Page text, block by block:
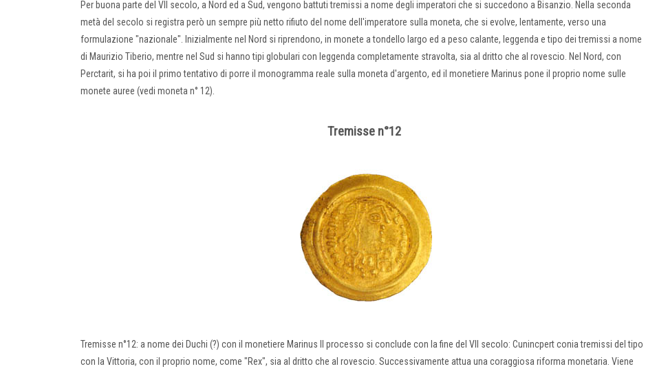
Per buona parte del VII secolo, a Nord ed a Sud, vengono battuti tremissi a nome degli imperatori che si succedono a Bisanzio. Nella seconda
metà del secolo si registra però un sempre più netto rifiuto del nome dell'imperatore sulla moneta, che si evolve, lentamente, verso una
formulazione "nazionale". Inizialmente nel Nord si riprendono, in monete a tondello largo ed a peso calante, leggenda e tipo dei tremissi a nome
di Maurizio Tiberio, mentre nel Sud si hanno tipi globulari con leggenda completamente stravolta, sia al dritto che al rovescio. Nel Nord, con
Perctarit, si ha poi il primo tentativo di porre il monogramma reale sulla moneta d'argento, ed il monetiere Marinus pone il proprio nome sulle
monete auree (vedi moneta n° 12).
Tremisse n°12
Tremisse n°12: a nome dei Duchi (?) con il monetiere Marinus Il processo si conclude con la fine del VII secolo: Cunincpert conia tremissi del tipo
con la Vittoria, con il proprio nome, come "Rex", sia al dritto che al rovescio. Successivamente attua una coraggiosa riforma monetaria. Viene